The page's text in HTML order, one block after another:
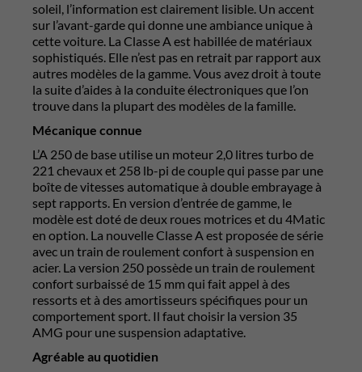
soleil, l’information est clairement lisible. Un accent
sur l’avant-garde qui donne une ambiance unique à
cette voiture. La Classe A est habillée de matériaux
sophistiqués. Elle n’est pas en retrait par rapport aux
autres modèles de la gamme. Vous avez droit à toute
la suite d’aides à la conduite électroniques que l’on
trouve dans la plupart des modèles de la famille.
Mécanique connue
L’A 250 de base utilise un moteur 2,0 litres turbo de
221 chevaux et 258 lb-pi de couple qui passe par une
boîte de vitesses automatique à double embrayage à
sept rapports. En version d’entrée de gamme, le
modèle est doté de deux roues motrices et du 4Matic
en option. La nouvelle Classe A est proposée de série
avec un train de roulement confort à suspension en
acier. La version 250 possède un train de roulement
confort surbaissé de 15 mm qui fait appel à des
ressorts et à des amortisseurs spécifiques pour un
comportement sport. Il faut choisir la version 35
AMG pour une suspension adaptative.
Agréable au quotidien